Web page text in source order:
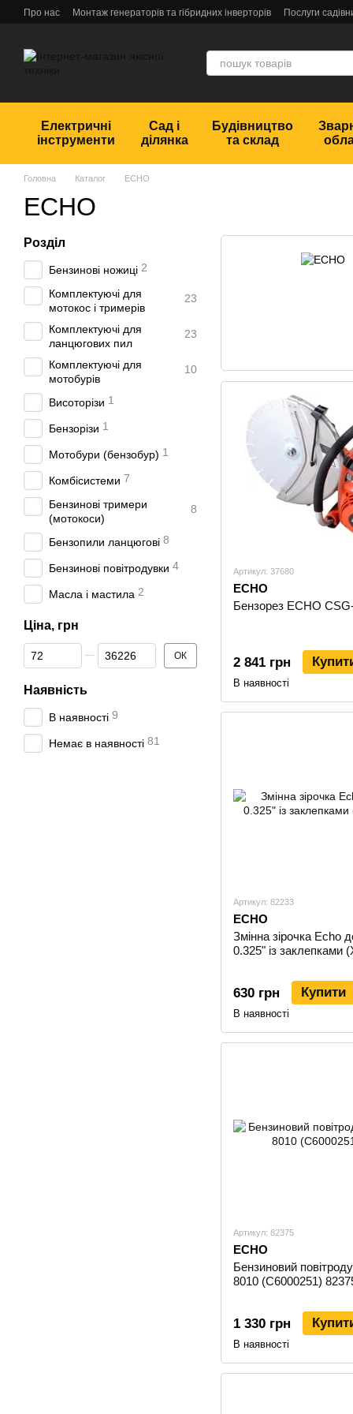
Перейти до основного контенту
Про нас Монтаж генераторів та гібридних інверторів Послуги
Електричні
інструменти
Сад і
ділянка
Будівництво
та склад
Головна Каталог ECHO
ECHO
Артикул: 37680
ECHO
Бензорез ECHO
2 841 грн
В наявності
Артикул: 82233
ECHO
Змінна зірочка Echo
0.325" із заклепками
630 грн Купити
В наявності
Артикул: 82375
ECHO
Бензиновий
8010 (C6000251)
1 330 грн
В наявності
Розділ
Бензинові ножиці 2
Комплектуючі для
мотокос і тримерів
23
Комплектуючі для
ланцюгових пил
23
Комплектуючі для
мотобурів
10
Висоторізи 1
Бензорізи 1
Мотобури (бензобур) 1
Комбісистеми 7
Бензинові тримери
(мотокоси)
8
Бензопили ланцюгові 8
Бензинові повітродувки 4
Масла і мастила 2
Ціна, грн
Від Ціна, грн
До Ціна, грн ОК
Наявність
В наявності 9
Немає в наявності 81